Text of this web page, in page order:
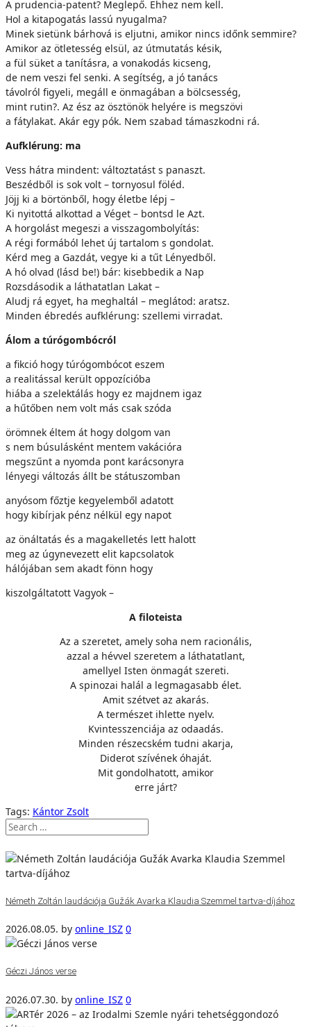
A prudencia-patent? Meglepő. Ehhez nem kell.
Hol a kitapogatás lassú nyugalma?
Minek sietünk bárhová is eljutni, amikor nincs időnk semmire?
Amikor az ötletesség elsül, az útmutatás késik,
a fül süket a tanításra, a vonakodás kicseng,
de nem veszi fel senki. A segítség, a jó tanács
távolról figyeli, megáll e önmagában a bölcsesség,
mint rutin?. Az ész az ösztönök helyére is megszövi
a fátylakat. Akár egy pók. Nem szabad támaszkodni rá.
Aufklérung: ma
Vess hátra mindent: változtatást s panaszt.
Beszédből is sok volt – tornyosul föléd.
Jöjj ki a börtönből, hogy életbe lépj –
Ki nyitottá alkottad a Véget – bontsd le Azt.
A horgolást megeszi a visszagombolyítás:
A régi formából lehet új tartalom s gondolat.
Kérd meg a Gazdát, vegye ki a tűt Lényedből.
A hó olvad (lásd be!) bár: kisebbedik a Nap
Rozsdásodik a láthatatlan Lakat –
Aludj rá egyet, ha meghaltál – meglátod: aratsz.
Minden ébredés aufklérung: szellemi virradat.
Álom a túrógombócról
a fikció hogy túrógombócot eszem
a realitással került oppozícióba
hiába a szelektálás hogy ez majdnem igaz
a hűtőben nem volt más csak szóda
örömnek éltem át hogy dolgom van
s nem búsulásként mentem vakációra
megszűnt a nyomda pont karácsonyra
lényegi változás állt be státuszomban
anyósom főztje kegyelemből adatott
hogy kibírjak pénz nélkül egy napot
az önáltatás és a magakelletés lett halott
meg az úgynevezett elit kapcsolatok
hálójában sem akadt fönn hogy
kiszolgáltatott Vagyok –
A filoteista
Az a szeretet, amely soha nem racionális,
azzal a hévvel szeretem a láthatatlant,
amellyel Isten önmagát szereti.
A spinozai halál a legmagasabb élet.
Amit szétvet az akarás.
A természet ihlette nyelv.
Kvintesszenciája az odaadás.
Minden részecském tudni akarja,
Diderot szívének óhaját.
Mit gondolhatott, amikor
erre járt?
Tags: Kántor Zsolt
Németh Zoltán laudációja Gužák Avarka Klaudia Szemmel tartva-díjához
2026.08.05. by online_ISZ 0
Géczi János verse
2026.07.30. by online_ISZ 0